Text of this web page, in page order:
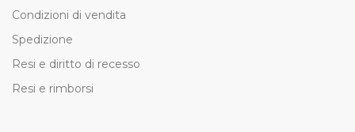
Condizioni di vendita
Spedizione
Resi e diritto di recesso
Resi e rimborsi